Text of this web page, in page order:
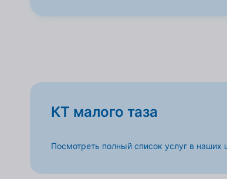
КТ малого таза
Посмотреть полный список услуг в наших